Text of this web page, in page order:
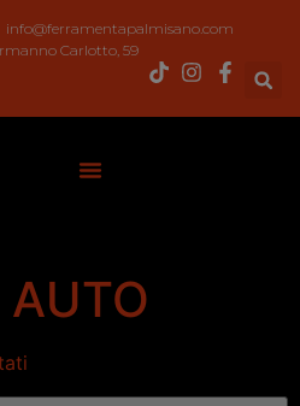
info@ferramentapalmisano.com
Carlotto, 59
AUTO